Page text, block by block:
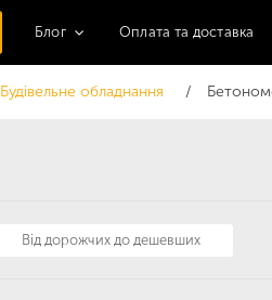
Блог Оплата та доставка
Будівельне обладнання
Від дорожчих до дешевших